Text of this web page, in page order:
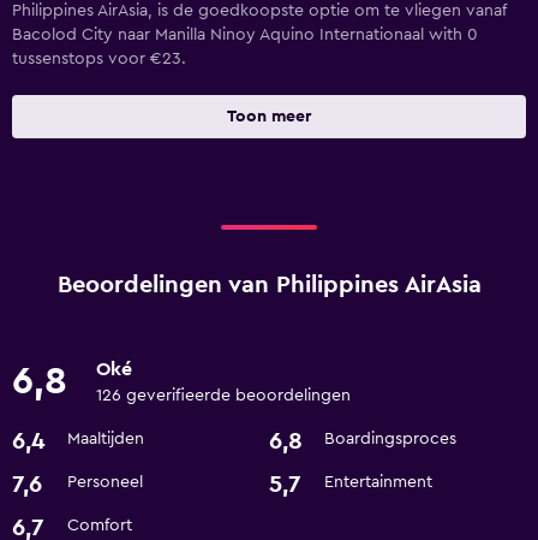
Philippines AirAsia, is de goedkoopste optie om te vliegen vanaf
Bacolod City naar Manilla Ninoy Aquino Internationaal with 0
tussenstops voor €23.
Toon meer
Beoordelingen van Philippines AirAsia
6,8 Oké
126 geverifieerde beoordelingen
6,4 Maaltijden 6,8 Boardingsproces
7,6 Personeel 5,7 Entertainment
6,7 Comfort